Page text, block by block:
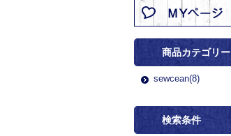
商品カテゴリー
sewcean(8)
検索条件